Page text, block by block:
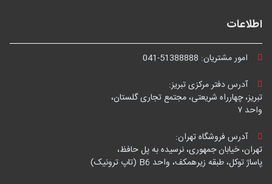
اطلاعات
امور مشتریان: 041-51388888
آدرس دفتر مرکزی تبریز:
تبریز، چهارراه شریعتی، مجتمع تجاری گلستان،
واحد ۷
آدرس فروشگاه تهران:
تهران، خیابان جمهوری، نرسیده به پل حافظ،
پاساژ توکل، طبقه زیرهمکف، واحد B6 (تاپ ترونیک)